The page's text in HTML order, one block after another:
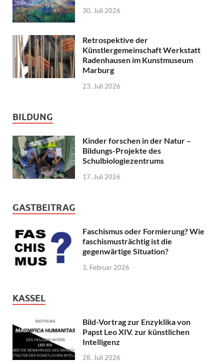
30. Juli 2026
Retrospektive der
Künstlergemeinschaft Werkstatt
Radenhausen im Kunstmuseum
Marburg
23. Juli 2026
BILDUNG
Kinder forschen in der Natur –
Bildungs-Projekte des
Schulbiologiezentrums
17. Juli 2026
GASTBEITRAG
Faschismus oder Formierung? Wie
faschismusträchtig ist die
gegenwärtige Situation?
3. Februar 2026
KASSEL
Bild-Vortrag zur Enzyklika von
Papst Leo XIV. zur künstlichen
Intelligenz
28. Juli 2026